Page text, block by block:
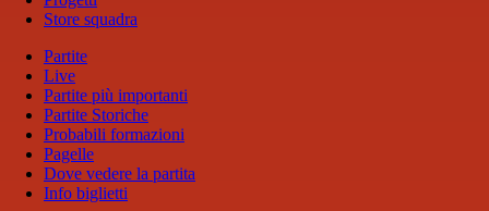
Store squadra
Partite
Live
Partite più importanti
Partite Storiche
Probabili formazioni
Pagelle
Dove vedere la partita
Info biglietti